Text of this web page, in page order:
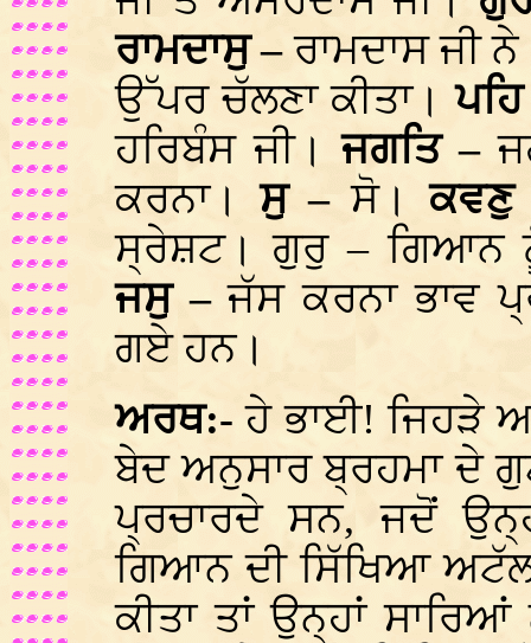
ਰਾਮਦਾਸੁ –ਰਾਮਦਾਸ ਜੀ
ਉੱਪਰ ਚੱਲਣਾ ਕੀਤਾ।
ਹਰਿਬੰਸ ਜੀ।ਜਗਤਿ –
ਕਰਨਾ।ਸੁ –ਸੋ।
ਸ੍ਰੇਸ਼ਟ। ਗੁਰੁ – ਗਿਆਨ
ਜਸੁ –ਜੱਸ ਕਰਨਾ ਭਾਵ
ਗਏ ਹਨ।
ਅਰਥ:-ਹੇ ਭਾਈ! ਜਿਹੜੇ
ਬੇਦ ਅਨੁਸਾਰ ਬ੍ਰਹਮਾ ਦੇ
ਪ੍ਰਚਾਰਦੇ ਸਨ, ਜਦੋਂ
ਗਿਆਨ ਦੀ ਸਿੱਖਿਆ ਅਟੱਲ
ਕੀਤਾ ਤਾਂ ਉਨ੍ਹਾਂ